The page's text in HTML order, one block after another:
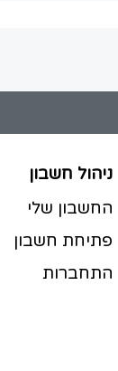
ניהול חשבון
החשבון שלי
פתיחת חשבון
התחברות